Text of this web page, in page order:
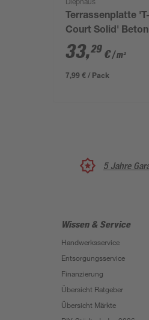
Diephaus
Terrassenplatte 'T-
Court Solid' Beton
muschelkalkfarben
x 40 x 4 cm
33,29 €/ m²
7,99 € / Pack
5 Jahre
Wissen & Service
Handwerksservice
Entsorgungsservice
Finanzierung
Übersicht Ratgeber
Übersicht Märkte